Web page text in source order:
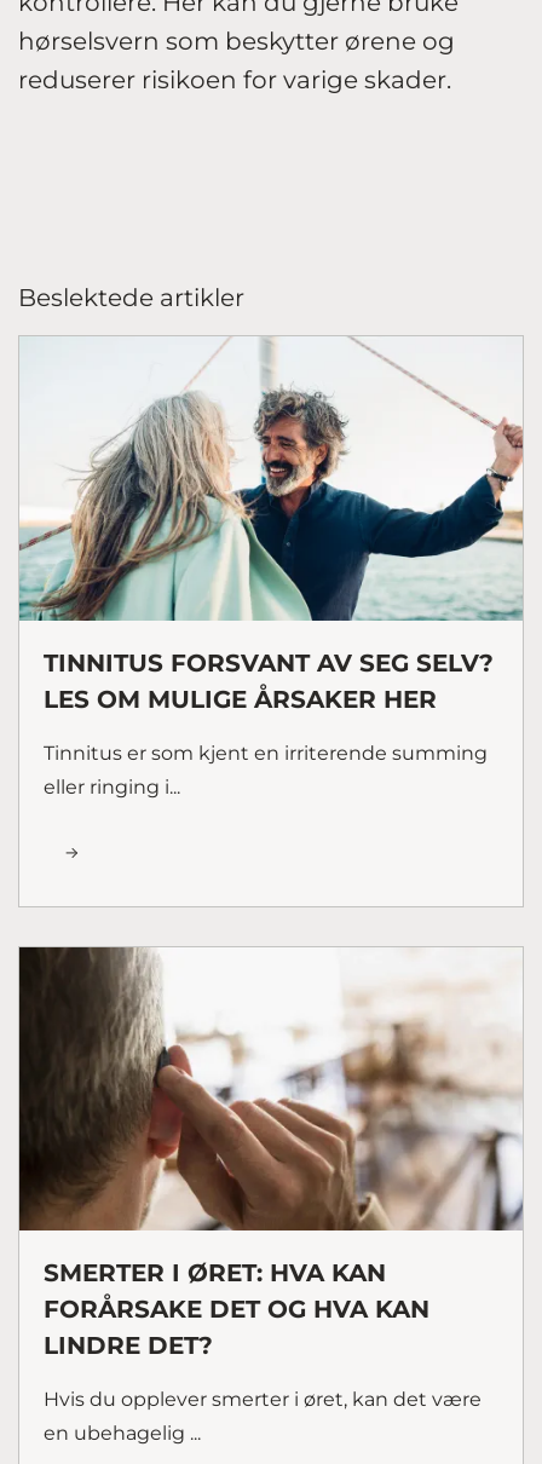
hørselsvern som beskytter ørene og
reduserer risikoen for varige skader.
Beslektede artikler
TINNITUS FORSVANT AV SEG SELV?
LES OM MULIGE ÅRSAKER HER
Tinnitus er som kjent en irriterende summing
eller ringing i...
SMERTER I ØRET: HVA KAN
FORÅRSAKE DET OG HVA KAN
LINDRE DET?
Hvis du opplever smerter i øret, kan det være
en ubehagelig ...